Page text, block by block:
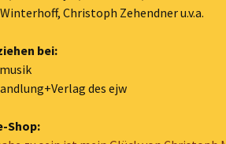
Älteres Material
Christoph Zehendner u.v.a.
bei:
des ejw
Shop: